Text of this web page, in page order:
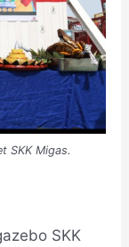
SKK Migas.
SKK